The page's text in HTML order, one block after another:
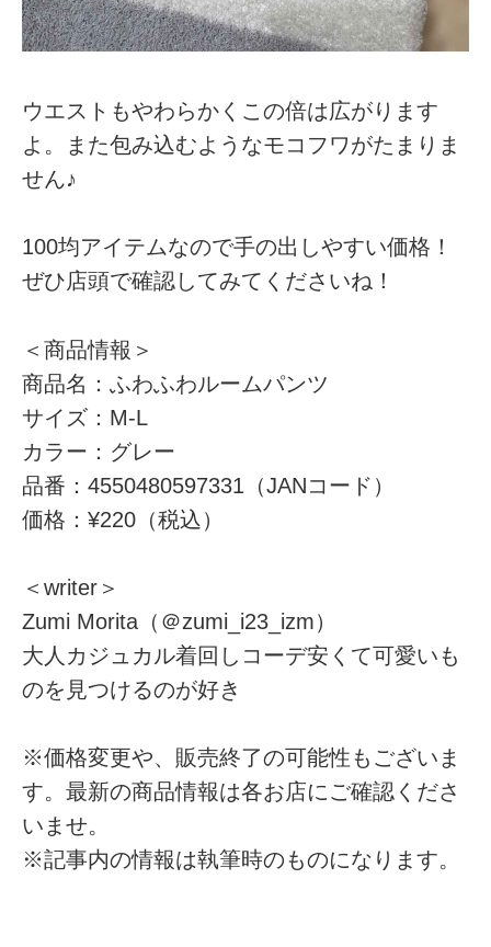
ウエストもやわらかくこの倍は広がります
よ。また包み込むようなモコフワがたまりま
せん♪
100均アイテムなので手の出しやすい価格！
ぜひ店頭で確認してみてくださいね！
＜商品情報＞
商品名：ふわふわルームパンツ
サイズ：M-L
カラー：グレー
品番：4550480597331（JANコード）
価格：¥220（税込）
＜writer＞
Zumi Morita（＠zumi_i23_izm）
大人カジュカル着回しコーデ安くて可愛いも
のを見つけるのが好き
※価格変更や、販売終了の可能性もございま
す。最新の商品情報は各お店にご確認くださ
いませ。
※記事内の情報は執筆時のものになります。